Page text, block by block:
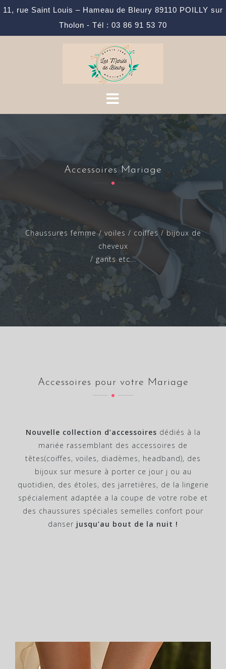
11, rue Saint Louis – Hameau de Bleury 89110 POILLY sur
Tholon - Tél : 03 86 91 53 70
Accessoires Mariage
Chaussures femme / voiles / coiffes / bijoux de
cheveux
/ gants etc...
Accessoires pour votre Mariage
Nouvelle collection d’accessoires dédiés à la
mariée rassemblant des accessoires de
têtes(coiffes, voiles, diadèmes, headband), des
bijoux sur mesure à porter ce jour j ou au
quotidien, des étoles, des jarretières, de la lingerie
spécialement adaptée a la coupe de votre robe et
des chaussures spéciales semelles confort pour
danser jusqu’au bout de la nuit !